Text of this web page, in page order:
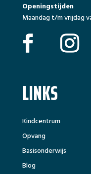
Openingstijden
Maandag t/m vrijdag
LINKS
Kindcentrum
Opvang
Basisonderwijs
Blog